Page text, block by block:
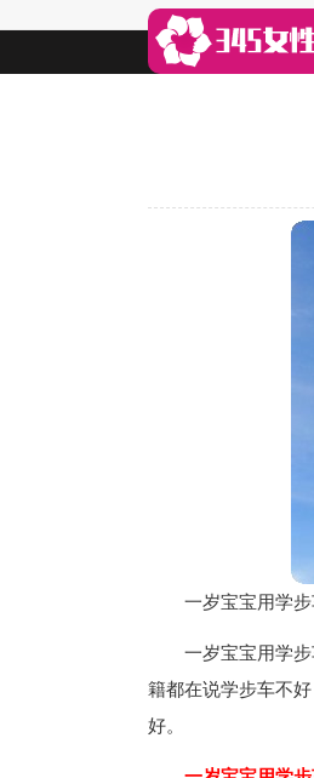
一岁宝宝用学
一岁宝宝用学
籍都在说学步车不
好。